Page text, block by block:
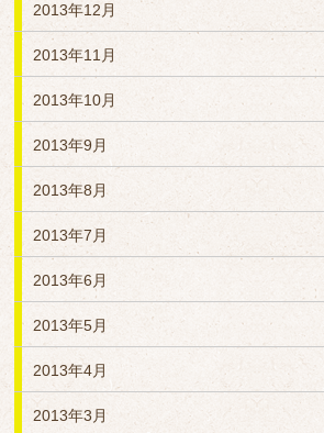
2013年12月
2013年11月
2013年10月
2013年9月
2013年8月
2013年7月
2013年6月
2013年5月
2013年4月
2013年3月